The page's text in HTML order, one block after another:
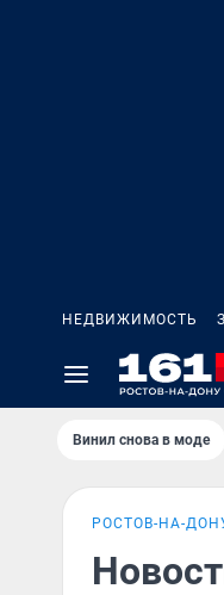
НЕДВИЖИМОСТЬ
Винил снова в моде
РОСТОВ-НА-